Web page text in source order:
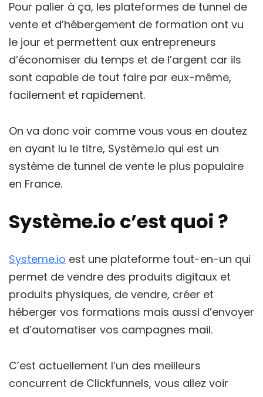
Pour palier à ça, les plateformes de tunnel de
vente et d’hébergement de formation ont vu
le jour et permettent aux entrepreneurs
d’économiser du temps et de l’argent car ils
sont capable de tout faire par eux-même,
facilement et rapidement.
On va donc voir comme vous vous en doutez
en ayant lu le titre, Système.io qui est un
système de tunnel de vente le plus populaire
en France.
Système.io c’est quoi ?
Systeme.io est une plateforme tout-en-un qui
permet de vendre des produits digitaux et
produits physiques, de vendre, créer et
héberger vos formations mais aussi d’envoyer
et d’automatiser vos campagnes mail.
C’est actuellement l’un des meilleurs
concurrent de Clickfunnels, vous allez voir